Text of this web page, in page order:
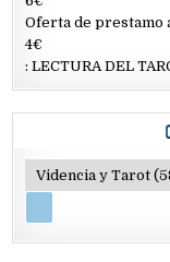
Oferta de prestamo
4€
: LECTURA DEL